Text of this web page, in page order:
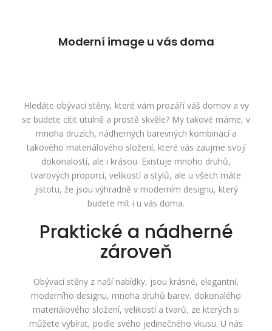
Moderní image u vás doma
Hledáte obývací stěny, které vám prozáří váš domov a vy
se budete cítit útulně a prostě skvěle? My takové máme, v
mnoha druzích, nádherných barevných kombinací a
takového materiálového složení, které vás zaujme svojí
dokonalostí, ale i krásou. Existuje mnoho druhů,
tvarových proporcí, velikostí a stylů, ale u všech máte
jistotu, že jsou výhradně v moderním designu, který
budete mít i u vás doma.
Praktické a nádherné
zároveň
Obývací stěny z naší nabídky, jsou krásné, elegantní,
moderního designu, mnoha druhů barev, dokonalého
materiálového složení, velikostí a tvarů, ze kterých si
můžete vybírat, podle svého jedinečného vkusu. U nás